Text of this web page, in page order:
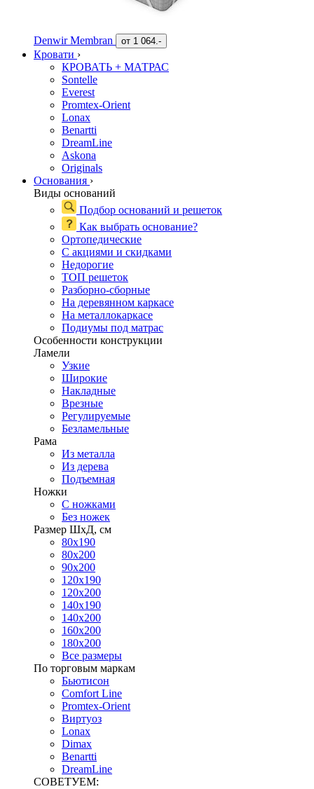
Denwir Membran от 1 064.-
Кровати ›
КРОВАТЬ + МАТРАС
Sontelle
Everest
Promtex-Orient
Lonax
Benartti
DreamLine
Askona
Originals
Основания ›
Виды оснований
Подбор оснований и решеток
Как выбрать основание?
Ортопедические
С акциями и скидками
Недорогие
ТОП решеток
Разборно-сборные
На деревянном каркасе
На металлокаркасе
Подиумы под матрас
Особенности конструкции
Ламели
Узкие
Широкие
Накладные
Врезные
Регулируемые
Безламельные
Рама
Из металла
Из дерева
Подъемная
Ножки
С ножками
Без ножек
Размер ШхД, см
80х190
80х200
90х200
120х190
120х200
140х190
140х200
160х200
180х200
Все размеры
По торговым маркам
Бьютисон
Comfort Line
Promtex-Orient
Виртуоз
Lonax
Dimax
Benartti
DreamLine
СОВЕТУЕМ: